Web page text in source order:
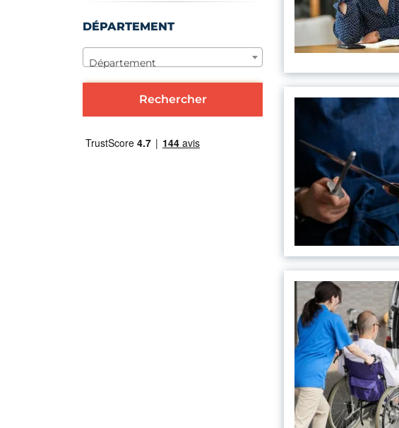
DÉPARTEMENT
Département
Rechercher